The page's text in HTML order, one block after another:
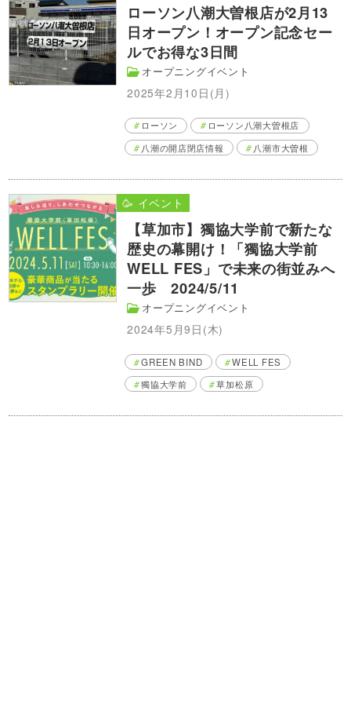
ローソン八潮大曽根店が2月13
日オープン！オープン記念セー
ルでお得な3日間
オープニングイベント
2025年2月10日(月)
ローソン
ローソン八潮大曽根店
八潮の開店閉店情報
八潮市大曽根
【草加市】獨協大学前で新たな
歴史の幕開け！「獨協大学前
WELL FES」で未来の街並みへ
一歩 2024/5/11
オープニングイベント
2024年5月9日(木)
🥳 イベント
GREEN BIND
WELL FES
獨協大学前
草加松原